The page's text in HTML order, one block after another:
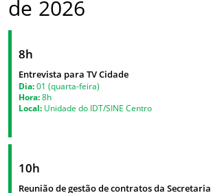
de 2026
8h
Entrevista para TV Cidade
Dia:01 (quarta-feira)
Hora:8h
Local: Unidade do IDT/SINE Centro
10h
Reunião de gestão de contratos da Secretaria